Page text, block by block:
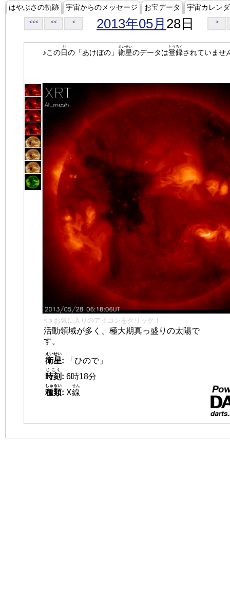
はやぶさの軌跡 宇宙からのメッセージ お宝データ 宇宙カレン
<<< << < 2013年05月 28日 >
♪この日
ひ
の「あけぼの」 衛星
えいせい
のデータは登録
とうろく
されていませ
👈 お気に入りのアイコンをクリック！
活動領域が多く、極大期真っ盛りの太陽で
す。
衛星
えいせい
:
「ひので」
時刻
じこく
: 6時18分
種類
しゅるい
: X線
せん